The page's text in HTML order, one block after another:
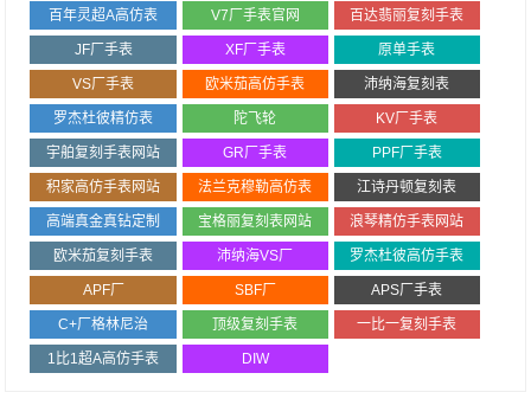
百年灵超A高仿表 V7厂手表官网 百达翡丽复刻手表
JF厂手表 XF厂手表 原单手表
VS厂手表 欧米茄高仿手表 沛纳海复刻表
罗杰杜彼精仿表 陀飞轮 KV厂手表
宇舶复刻手表网站 GR厂手表 PPF厂手表
积家高仿手表网站 法兰克穆勒高仿表 江诗丹顿复刻表
高端真金真钻定制 宝格丽复刻表网站 浪琴精仿手表网站
欧米茄复刻手表 沛纳海VS厂 罗杰杜彼高仿手表
APF厂 SBF厂 APS厂手表
C+厂格林尼治 顶级复刻手表 一比一复刻手表
1比1超A高仿手表 DIW